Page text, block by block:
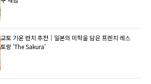
교토 기온 런치 추천｜일본의 미학을 담은 프렌치 레스
토랑 'The Sakura'